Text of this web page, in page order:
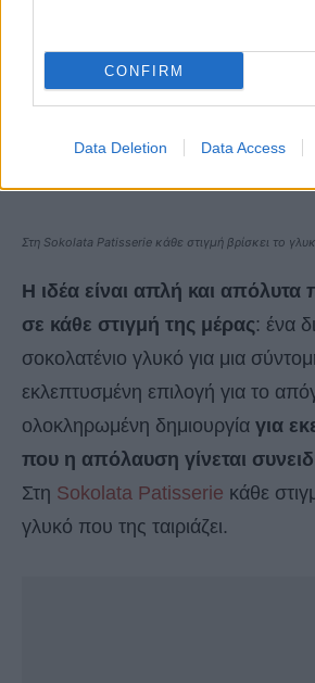
CONFIRM
Data Deletion Data Access
Στη Sokolata Patisserie κάθε στιγμή βρίσκει το
Η ιδέα είναι απλή και
σε κάθε στιγμή της μέρας: ένα
σοκολατένιο γλυκό για μια
εκλεπτυσμένη επιλογή για το
ολοκληρωμένη δημιουργία για
που η απόλαυση γίνεται
Στη Sokolata Patisserie κάθε
γλυκό που της ταιριάζει.